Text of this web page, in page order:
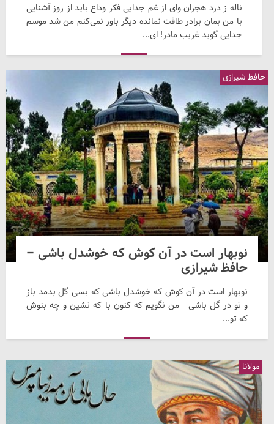
ناله ز درد هجران وای از غم جدایی فکر وداع باید از روز آشنایی
با من بمان برادر طاقت نمانده دیگر باور نمی‌کنم من شد موسم
جدایی گوید غریب مادر! ای...
نوبهار است در آن کوش که خوشدل باشی –
حافظ شیرازی
نوبهار است در آن کوش که خوشدل باشی که بسی گل بدمد باز
و تو در گل باشی من نگویم که کنون با که نشین و چه بنوش
که تو...
حافظ شیرازی
مولانا